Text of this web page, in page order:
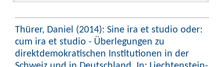
Thürer, Daniel (2014): Sine ira et studio oder:
cum ira et studio - Überlegungen zu
direktdemokratischen Institutionen in der